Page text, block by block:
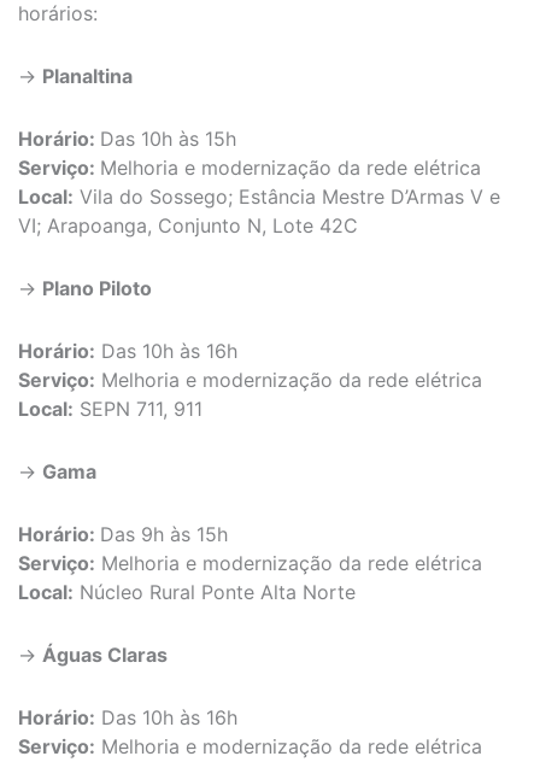
horários:
→ Planaltina
Horário: Das 10h às 15h
Serviço: Melhoria e modernização da rede elétrica
Local: Vila do Sossego; Estância Mestre D’Armas V e
VI; Arapoanga, Conjunto N, Lote 42C
→ Plano Piloto
Horário: Das 10h às 16h
Serviço: Melhoria e modernização da rede elétrica
Local: SEPN 711, 911
→ Gama
Horário: Das 9h às 15h
Serviço: Melhoria e modernização da rede elétrica
Local: Núcleo Rural Ponte Alta Norte
→ Águas Claras
Horário: Das 10h às 16h
Serviço: Melhoria e modernização da rede elétrica